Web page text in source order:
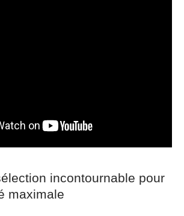
incontournable pour
maximale